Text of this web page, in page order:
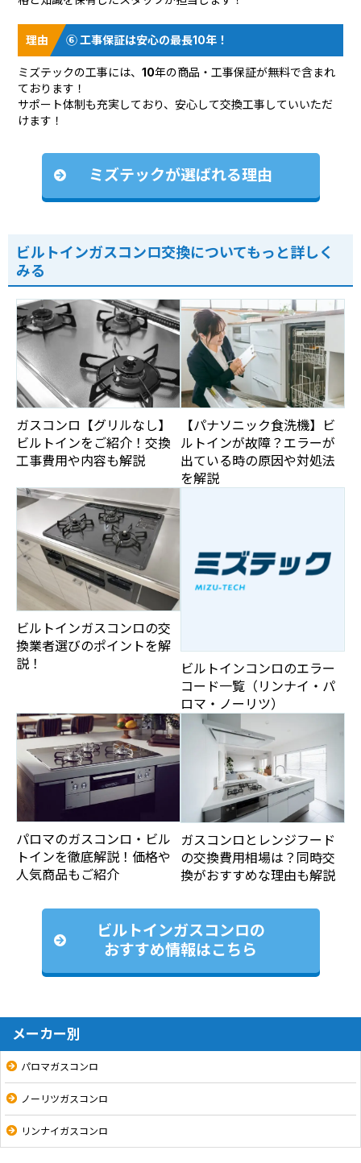
⑥ 工事保証は安心の最長10年！
ミズテックの工事には、10年の商品・工事保証が無料で含まれ
ております！
サポート体制も充実しており、安心して交換工事していいただ
けます！
ミズテックが選ばれる理由
ビルトインガスコンロ交換についてもっと詳しく
みる
ガスコンロ【グリルなし】
ビルトインをご紹介！交換
工事費用や内容も解説
【パナソニック食洗機】ビ
ルトインが故障？エラーが
出ている時の原因や対処法
を解説
ビルトインガスコンロの交
換業者選びのポイントを解
説！
ビルトインコンロのエラー
コード一覧（リンナイ・パ
ロマ・ノーリツ）
パロマのガスコンロ・ビル
トインを徹底解説！価格や
人気商品もご紹介
ガスコンロとレンジフード
の交換費用相場は？同時交
換がおすすめな理由も解説
ビルトインガスコンロの
おすすめ情報はこちら
メーカー別
パロマガスコンロ
ノーリツガスコンロ
リンナイガスコンロ